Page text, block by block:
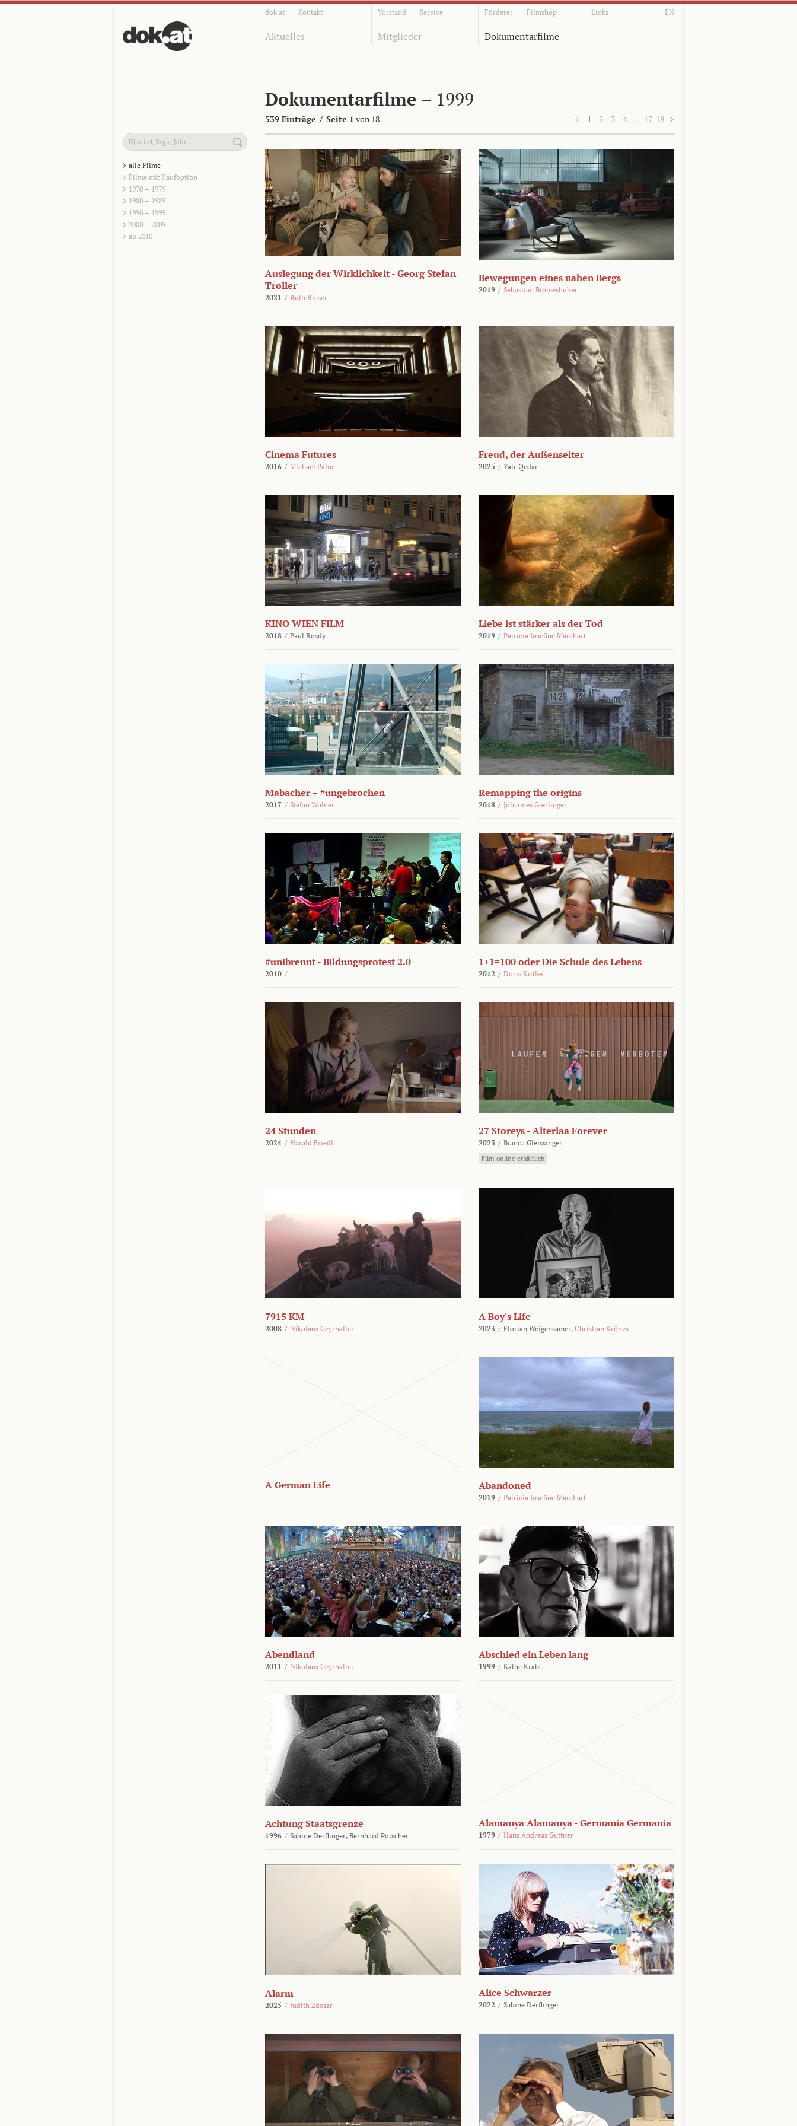
dok.at Kontakt Vorstand Service Förderer Filmshop Links EN
Aktuelles Mitglieder Dokumentarfilme
Dokumentarfilme – 1999
539 Einträge / Seite 1 von 18 1 2 3 4 … 17 18
alle Filme
Filme mit Kaufoption
1970 – 1979
1980 – 1989
1990 – 1999
2000 – 2009
ab 2010
Auslegung der Wirklichkeit - Georg Stefan
Troller
2021 / Ruth Rieser
Bewegungen eines nahen Bergs
2019 / Sebastian Brameshuber
Cinema Futures
2016 / Michael Palm
Freud, der Außenseiter
2025 / Yair Qedar
KINO WIEN FILM
2018 / Paul Rosdy
Liebe ist stärker als der Tod
2019 / Patricia Josefine Marchart
Mabacher – #ungebrochen
2017 / Stefan Wolner
Remapping the origins
2018 / Johannes Gierlinger
#unibrennt - Bildungsprotest 2.0
2010 /
1+1=100 oder Die Schule des Lebens
2012 / Doris Kittler
24 Stunden
2024 / Harald Friedl
27 Storeys - Alterlaa Forever
2023 / Bianca Gleissinger
Film online erhältlich
7915 KM
2008 / Nikolaus Geyrhalter
A Boy's Life
2023 / Florian Weigensamer, Christian Krönes
A German Life Abandoned
2019 / Patricia Josefine Marchart
Abendland
2011 / Nikolaus Geyrhalter
Abschied ein Leben lang
1999 / Käthe Kratz
Achtung Staatsgrenze
1996 / Sabine Derflinger, Bernhard Pötscher
Alamanya Alamanya - Germania Germania
1979 / Hans Andreas Guttner
Alarm
2025 / Judith Zdesar
Alice Schwarzer
2022 / Sabine Derflinger